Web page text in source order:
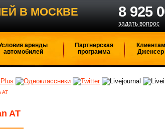
В МОСКВЕ 8 925
задать вопрос
аренды
автомобилей
Партнерская
программа
Клиентам
Дженсер
AT
AT